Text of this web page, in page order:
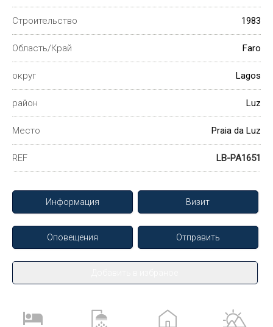
Строительство 1983
Область/Край Faro
округ Lagos
район Luz
Место Praia da Luz
REF LB-PA1651
Информация Визит
Оповещения Отправить